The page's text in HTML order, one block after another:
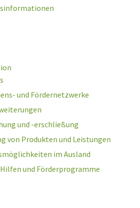
und Fördernetzwerke
und -erschließung
von Produkten und Leistungen
im Ausland
und Förderprogramme